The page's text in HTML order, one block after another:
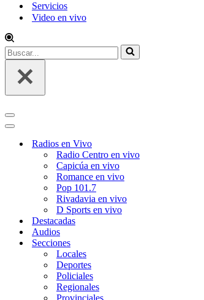
Servicios
Video en vivo
Buscar...
Menú
de
Menú
navegaciónRadios en Vivo
Radio Centro en vivo
Capicúa en vivo
Romance en vivo
Pop 101.7
Rivadavia en vivo
D Sports en vivo
Destacadas
Audios
Secciones
Locales
Deportes
Policiales
Regionales
Provinciales